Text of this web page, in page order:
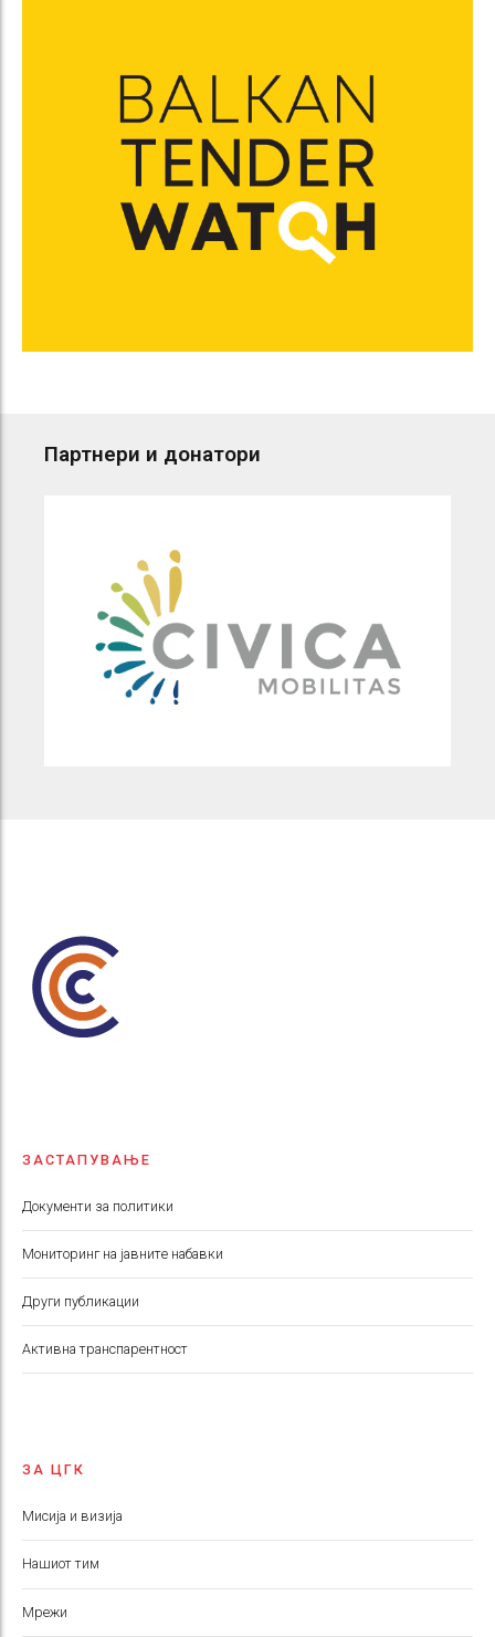
Партнери и донатори
ЗАСТАПУВАЊЕ
Документи за политики
Мониторинг на јавните набавки
Други публикации
Aктивна транспарентност
ЗА ЦГК
Мисија и визија
Нашиот тим
Мрежи